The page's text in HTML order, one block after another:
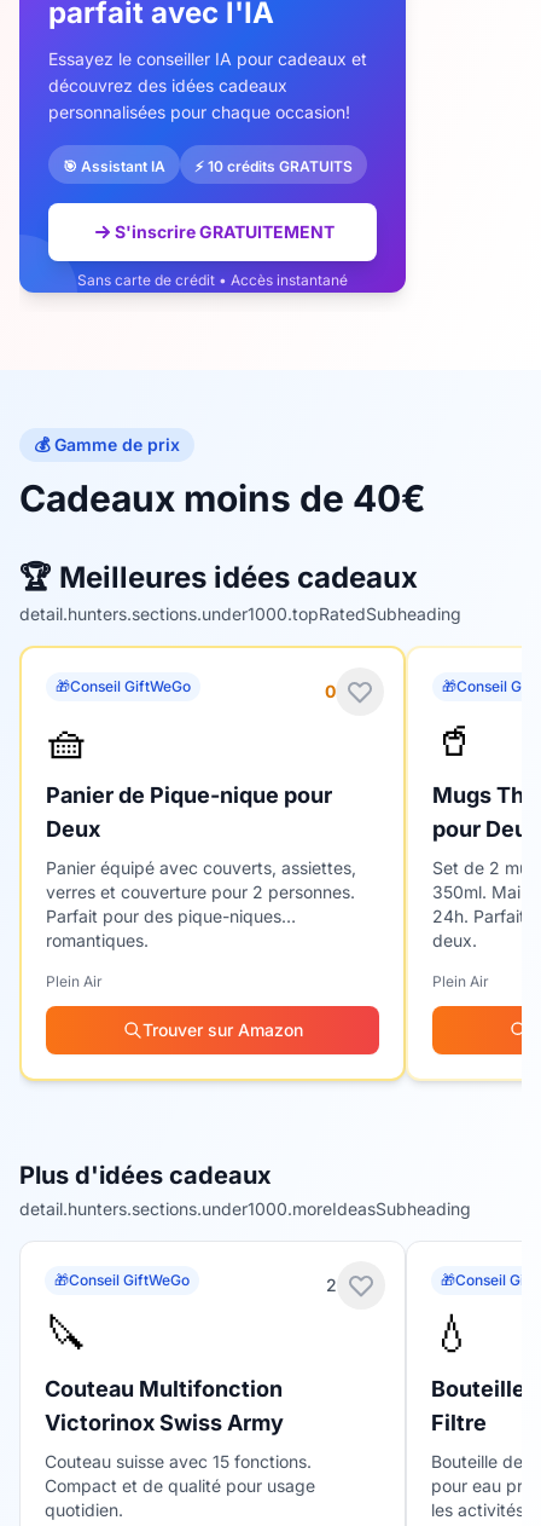
parfait avec l'IA
Essayez le conseiller IA pour cadeaux et
découvrez des idées cadeaux
personnalisées pour chaque occasion!
🎯 Assistant IA ⚡ 10 crédits GRATUITS
S'inscrire GRATUITEMENT
Sans carte de crédit • Accès instantané
💰 Gamme de prix
Cadeaux moins de 40€
🏆 Meilleures idées cadeaux
detail.hunters.sections.under1000.topRatedSubheading
0
🎁Conseil GiftWeGo
🧺
Panier de Pique-nique pour
Deux
Panier équipé avec couverts, assiettes,
verres et couverture pour 2 personnes.
Parfait pour des pique-niques
romantiques.
Plein Air
Trouver sur Amazon
🎁Conseil
🥤
Mugs
pour
Set de 2
350ml.
24h. Parfait
deux.
Plein Air
Plus d'idées cadeaux
detail.hunters.sections.under1000.moreIdeasSubheading
2
🎁Conseil GiftWeGo
🔪
Couteau Multifonction
Victorinox Swiss Army
Couteau suisse avec 15 fonctions.
Compact et de qualité pour usage
quotidien.
🎁Conseil
💧
Bouteille
Filtre
Bouteille de
pour eau
les activités